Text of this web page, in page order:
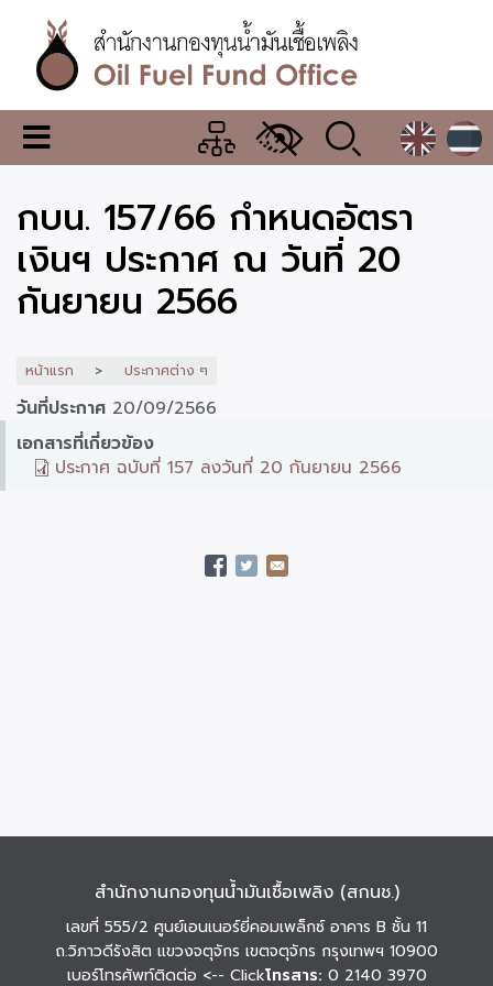
เนื้อหา
หลักสำนักงาน
กองทุน
น้ำมัน
เชื้อ
เพลิง
เมนู
เปลี่ยน
แสดง
ผล
กบน. 157/66 กำหนดอัตรา
เงินฯ ประกาศ ณ วันที่ 20
กันยายน 2566
หน้าแรก ประกาศต่าง ๆ
วันที่ประกาศ 20/09/2566
เอกสารที่เกี่ยวข้อง
ประกาศ ฉบับที่ 157 ลงวันที่ 20 กันยายน 2566
สำนักงานกองทุนน้ำมันเชื้อเพลิง (สกนช.)
เลขที่ 555/2 ศูนย์เอนเนอร์ยี่คอมเพล็กซ์ อาคาร B ชั้น 11
ถ.วิภาวดีรังสิต แขวงจตุจักร เขตจตุจักร กรุงเทพฯ 10900
เบอร์โทรศัพท์ติดต่อ <-- Clickโทรสาร: 0 2140 3970